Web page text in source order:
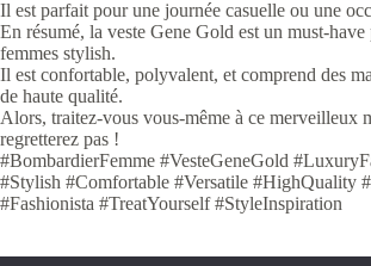
Il est parfait pour une journée casuelle ou une
En résumé, la veste Gene Gold est un must-have
femmes stylish.
Il est confortable, polyvalent, et comprend des
de haute qualité.
Alors, traitez-vous vous-même à ce merveilleux
regretterez pas !
#BombardierFemme #VesteGeneGold
#Stylish #Comfortable #Versatile #HighQuality
#Fashionista #TreatYourself #StyleInspiration